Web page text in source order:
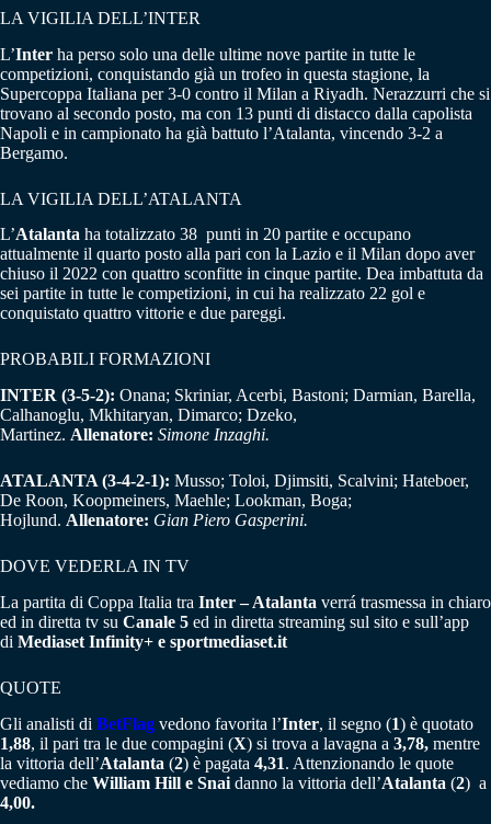
LA VIGILIA DELL’INTER
L’Inter ha perso solo una delle ultime nove partite in tutte le
competizioni, conquistando già un trofeo in questa stagione, la
Supercoppa Italiana per 3-0 contro il Milan a Riyadh. Nerazzurri che si
trovano al secondo posto, ma con 13 punti di distacco dalla capolista
Napoli e in campionato ha già battuto l’Atalanta, vincendo 3-2 a
Bergamo.
LA VIGILIA DELL’ATALANTA
L’Atalanta ha totalizzato 38 punti in 20 partite e occupano
attualmente il quarto posto alla pari con la Lazio e il Milan dopo aver
chiuso il 2022 con quattro sconfitte in cinque partite. Dea imbattuta da
sei partite in tutte le competizioni, in cui ha realizzato 22 gol e
conquistato quattro vittorie e due pareggi.
PROBABILI FORMAZIONI
INTER (3-5-2): Onana; Skriniar, Acerbi, Bastoni; Darmian, Barella,
Calhanoglu, Mkhitaryan, Dimarco; Dzeko,
Martinez. Allenatore: Simone Inzaghi.
ATALANTA (3-4-2-1): Musso; Toloi, Djimsiti, Scalvini; Hateboer,
De Roon, Koopmeiners, Maehle; Lookman, Boga;
Hojlund. Allenatore: Gian Piero Gasperini.
DOVE VEDERLA IN TV
La partita di Coppa Italia tra Inter – Atalanta verrá trasmessa in chiaro
ed in diretta tv su Canale 5 ed in diretta streaming sul sito e sull’app
di Mediaset Infinity+ e sportmediaset.it
QUOTE
Gli analisti di BetFlag vedono favorita l’Inter, il segno (1) è quotato
1,88, il pari tra le due compagini (X) si trova a lavagna a 3,78, mentre
la vittoria dell’Atalanta (2) è pagata 4,31. Attenzionando le quote
vediamo che William Hill e Snai danno la vittoria dell’Atalanta (2) a
4,00.